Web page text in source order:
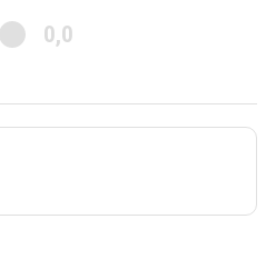
0,0